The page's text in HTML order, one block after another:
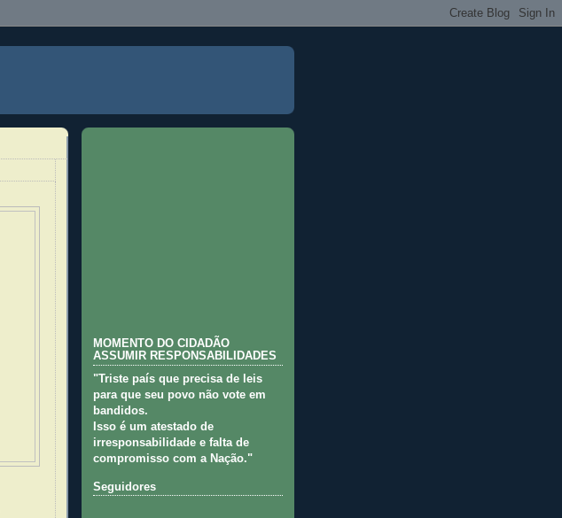
MOMENTO DO CIDADÃO
ASSUMIR RESPONSABILIDADES
"Triste país que precisa de leis
para que seu povo não vote em
bandidos.
Isso é um atestado de
irresponsabilidade e falta de
compromisso com a Nação."
Seguidores